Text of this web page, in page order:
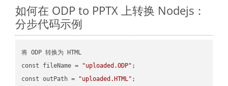
如何在 ODP to PPTX 上转换 Nodejs：
分步代码示例
将 ODP 转换为 HTML
const fileName =
"uploaded.ODP" ;
const outPath =
"uploaded.HTML" ;